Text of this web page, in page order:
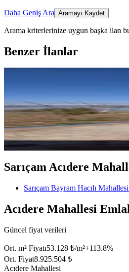
Daha Geniş Ara Aramayı Kaydet
Arama kriterlerinize uygun başka ilan
Benzer İlanlar
Sarıçam,
1+1·280 m²
3.650.000 ₺
Sarıçam Acıdere
Sarıçam Bayram Hacılı Mahallesi
Acıdere Mahallesi
Güncel fiyat verileri
Ort. m² Fiyatı53.128 ₺/m²+113.8%
Ort. Fiyat8.925.504 ₺
Acıdere Mahallesi